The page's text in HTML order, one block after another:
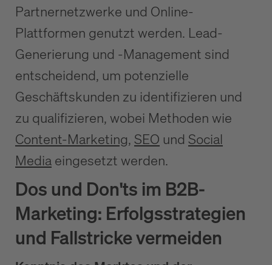
Partnernetzwerke und Online-
Plattformen genutzt werden. Lead-
Generierung und -Management sind
entscheidend, um potenzielle
Geschäftskunden zu identifizieren und
zu qualifizieren, wobei Methoden wie
Content-Marketing, SEO und Social
Media eingesetzt werden.
Dos und Don'ts im B2B-
Marketing: Erfolgsstrategien
und Fallstricke vermeiden